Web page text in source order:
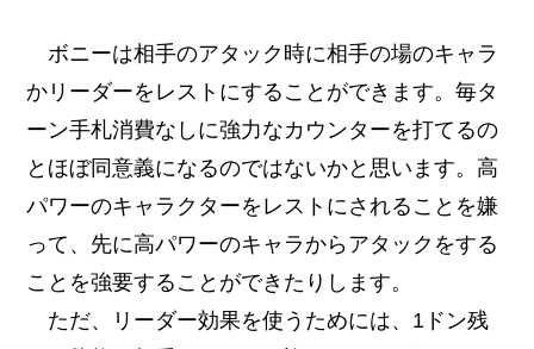
ボニーは相手のアタック時に相手の場のキャラ
かリーダーをレストにすることができます。毎タ
ーン手札消費なしに強力なカウンターを打てるの
とほぼ同意義になるのではないかと思います。高
パワーのキャラクターをレストにされることを嫌
って、先に高パワーのキャラからアタックをする
ことを強要することができたりします。
ただ、リーダー効果を使うためには、1ドン残